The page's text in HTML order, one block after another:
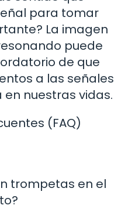
para tomar
La imagen
puede
de que
a las señales
en nuestras vidas.
(FAQ)
trompetas en el